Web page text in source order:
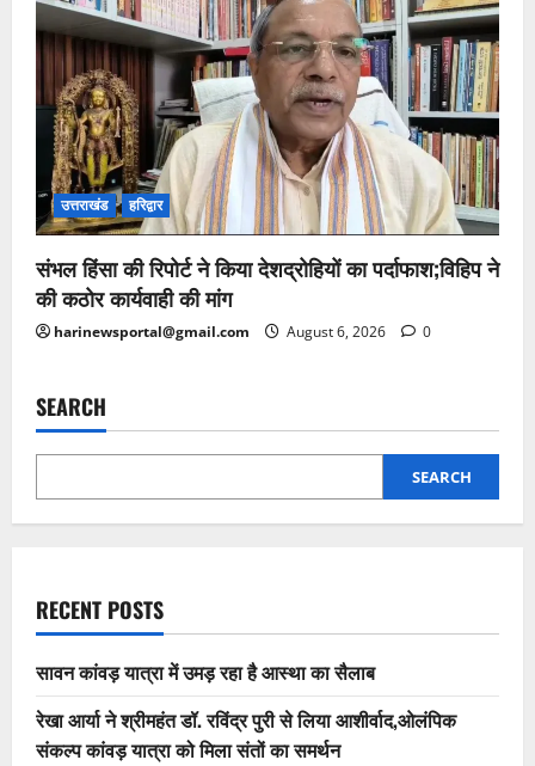
उत्तराखंड हरिद्वार
संभल हिंसा की रिपोर्ट ने किया देशद्रोहियों का पर्दाफाश;विहिप ने
की कठोर कार्यवाही की मांग
harinewsportal@gmail.com August 6, 2026 0
SEARCH
SEARCH
RECENT POSTS
सावन कांवड़ यात्रा में उमड़ रहा है आस्था का सैलाब
रेखा आर्या ने श्रीमहंत डॉ. रविंद्र पुरी से लिया आशीर्वाद,ओलंपिक
संकल्प कांवड़ यात्रा को मिला संतों का समर्थन